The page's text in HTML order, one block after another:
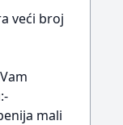
veći broj
mali